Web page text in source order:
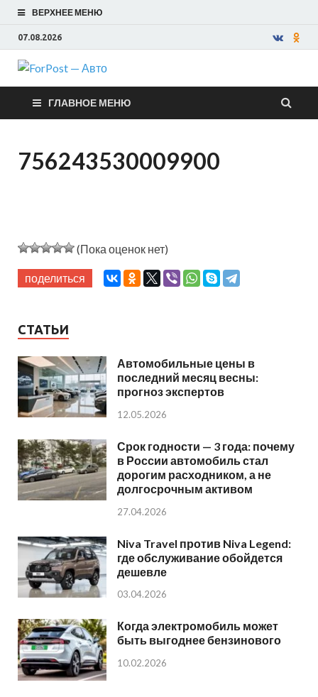
ВЕРХНЕЕ МЕНЮ
07.08.2026
ForPost —
Авто
ГЛАВНОЕ МЕНЮ
756243530009900
(Пока оценок нет)
поделиться
СТАТЬИ
Автомобильные цены в
последний месяц весны:
прогноз экспертов
12.05.2026
Срок годности — 3 года: почему
в России автомобиль стал
дорогим расходником, а не
долгосрочным активом
27.04.2026
Niva Travel против Niva Legend:
где обслуживание обойдется
дешевле
03.04.2026
Когда электромобиль может
быть выгоднее бензинового
10.02.2026